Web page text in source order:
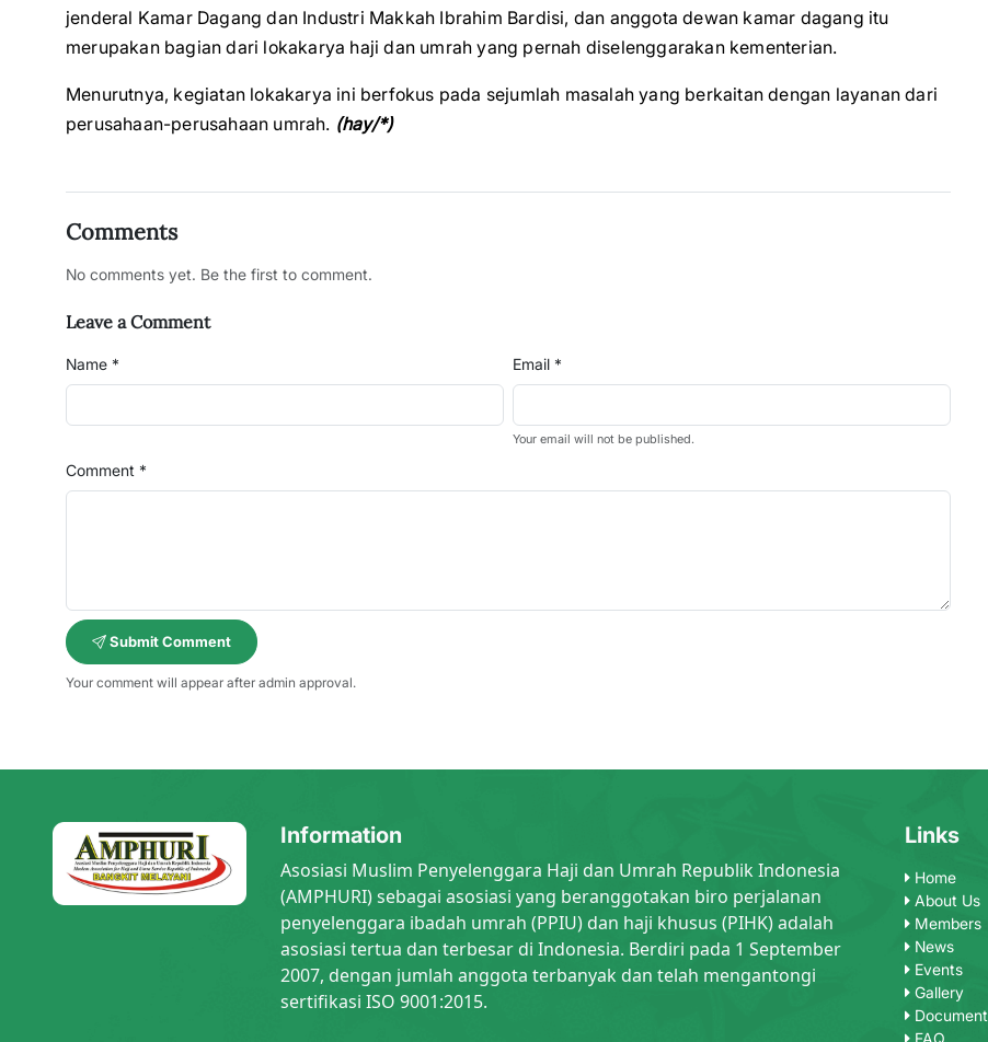
jenderal Kamar Dagang dan Industri Makkah Ibrahim Bardisi, dan anggota dewan kamar dagang itu
merupakan bagian dari lokakarya haji dan umrah yang pernah diselenggarakan kementerian.
Menurutnya, kegiatan lokakarya ini berfokus pada sejumlah masalah yang berkaitan dengan layanan dari
perusahaan-perusahaan umrah. (hay/*)
Comments
No comments yet. Be the first to comment.
Leave a Comment
Name * Email *
Your email will not be published.
Comment *
Submit Comment
Your comment will appear after admin approval.
Information
Asosiasi Muslim Penyelenggara Haji dan Umrah Republik Indonesia
(AMPHURI) sebagai asosiasi yang beranggotakan biro perjalanan
penyelenggara ibadah umrah (PPIU) dan haji khusus (PIHK) adalah
asosiasi tertua dan terbesar di Indonesia. Berdiri pada 1 September
2007, dengan jumlah anggota terbanyak dan telah mengantongi
sertifikasi ISO 9001:2015.
Links
Home
About Us
Members
News
Events
Gallery
Document
FAQ